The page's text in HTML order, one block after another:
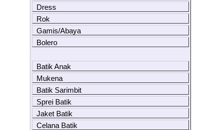
Dress
Rok
Gamis/Abaya
Bolero
Batik Anak
Mukena
Batik Sarimbit
Sprei Batik
Jaket Batik
Celana Batik